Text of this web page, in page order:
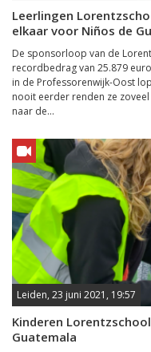
Leerlingen
elkaar voor Niños de
De sponsorloop van de
recordbedrag van 25.879
in de Professorenwijk-Oost
nooit eerder renden ze
naar de...
Leiden, 23 juni 2021, 19:57
Kinderen
Guatemala